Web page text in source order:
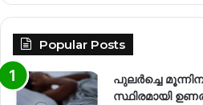
Popular Posts
പുലർച്ചെ
സ്ഥിരമായി